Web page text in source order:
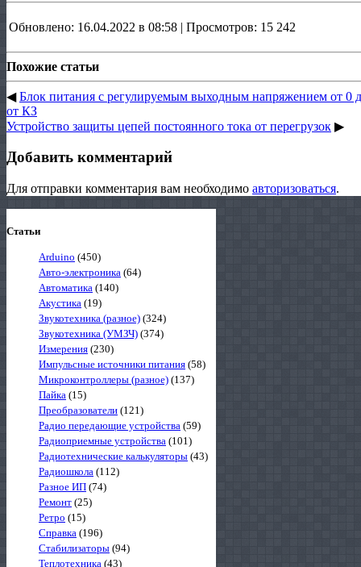
Обновлено: 16.04.2022 в 08:58 | Просмотров: 15 242
Похожие статьи
◀Блок питания с регулируемым выходным напряжением от 0
от КЗ
Устройство защиты цепей постоянного тока от перегрузок ▶
Добавить комментарий
Для отправки комментария вам необходимо авторизоваться.
Статьи
Arduino (450)
Авто-электроника (64)
Автоматика (140)
Акустика (19)
Звукотехника (разное) (324)
Звукотехника (УМЗЧ) (374)
Измерения (230)
Импульсные источники питания (58)
Микроконтроллеры (разное) (137)
Пайка (15)
Преобразователи (121)
Радио передающие устройства (59)
Радиоприемные устройства (101)
Радиотехнические калькуляторы (43)
Радиошкола (112)
Разное ИП (74)
Ремонт (25)
Ретро (15)
Справка (196)
Стабилизаторы (94)
Теплотехника (43)